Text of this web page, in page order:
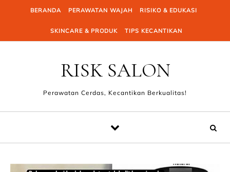
Skip to content
BERANDA PERAWATAN WAJAH RISIKO & EDUKASI
SKINCARE & PRODUK TIPS KECANTIKAN
RISK SALON
Perawatan Cerdas, Kecantikan Berkualitas!